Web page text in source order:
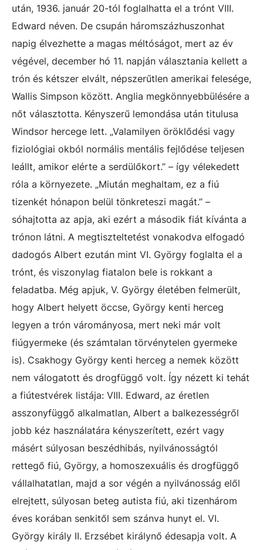
után, 1936. január 20-tól foglalhatta el a trónt VIII.
Edward néven. De csupán háromszázhuszonhat
napig élvezhette a magas méltóságot, mert az év
végével, december hó 11. napján választania kellett a
trón és kétszer elvált, népszerűtlen amerikai felesége,
Wallis Simpson között. Anglia megkönnyebbülésére a
nőt választotta. Kényszerű lemondása után titulusa
Windsor hercege lett. „Valamilyen öröklődési vagy
fiziológiai okból normális mentális fejlődése teljesen
leállt, amikor elérte a serdülőkort.” – így vélekedett
róla a környezete. „Miután meghaltam, ez a fiú
tizenkét hónapon belül tönkreteszi magát.” –
sóhajtotta az apja, aki ezért a második fiát kívánta a
trónon látni. A megtiszteltetést vonakodva elfogadó
dadogós Albert ezután mint VI. György foglalta el a
trónt, és viszonylag fiatalon bele is rokkant a
feladatba. Még apjuk, V. György életében felmerült,
hogy Albert helyett öccse, György kenti herceg
legyen a trón várományosa, mert neki már volt
fiúgyermeke (és számtalan törvénytelen gyermeke
is). Csakhogy György kenti herceg a nemek között
nem válogatott és drogfüggő volt. Így nézett ki tehát
a fiútestvérek listája: VIII. Edward, az éretlen
asszonyfüggő alkalmatlan, Albert a balkezességről
jobb kéz használatára kényszerített, ezért vagy
másért súlyosan beszédhibás, nyilvánosságtól
rettegő fiú, György, a homoszexuális és drogfüggő
vállalhatatlan, majd a sor végén a nyilvánosság elől
elrejtett, súlyosan beteg autista fiú, aki tizenhárom
éves korában senkitől sem szánva hunyt el. VI.
György király II. Erzsébet királynő édesapja volt. A